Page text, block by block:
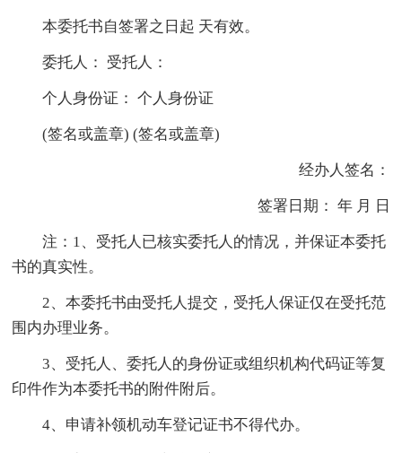
本委托书自签署之日起 天有效。
委托人： 受托人：
个人身份证： 个人身份证
(签名或盖章) (签名或盖章)
经办人签名：
签署日期： 年 月 日
注：1、受托人已核实委托人的情况，并保证本委托
书的真实性。
2、本委托书由受托人提交，受托人保证仅在受托范
围内办理业务。
3、受托人、委托人的身份证或组织机构代码证等复
印件作为本委托书的附件附后。
4、申请补领机动车登记证书不得代办。